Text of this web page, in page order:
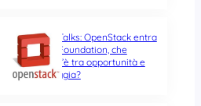
Saturday’s Talks: OpenStack entra
nella Linux Foundation, che
differenza c’è tra opportunità e
ultima spiaggia?